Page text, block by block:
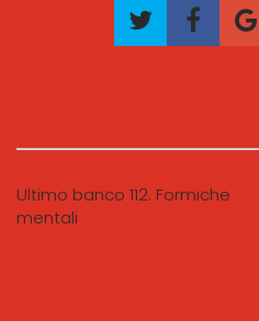
Ultimo banco 112. Formiche
mentali